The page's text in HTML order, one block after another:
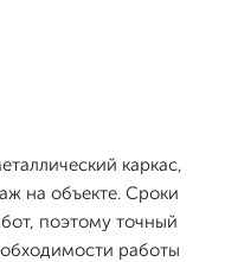
каркас,
на объекте. Сроки
поэтому точный
работы